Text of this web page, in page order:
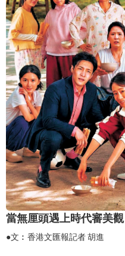
當無厘頭遇上時代審美觀 《功夫女足》探索女性敘事
新可能
●文︰香港文匯報記者 胡進